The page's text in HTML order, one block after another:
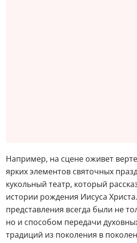
Например, на сцене оживет
ярких элементов святочных
кукольный театр, который
истории рождения Иисуса
представления всегда были не
но и способом передачи
традиций из поколения в